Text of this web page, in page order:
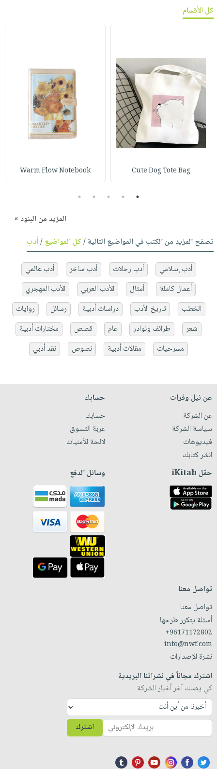
كل الأقسام
Cute Dog Tote Bag
Warm Flow Notebook
1
2
3
4
5
المزيد من البنود »
تصفح المزيد من الكتب في المواضيع التالية /كل المواضيع/أدب
أدب إسلامي أدب رحلات أدب ساخر
أدب عالمي
أعمال كاملة
أمثال الأدب العربي
الأدب المهجري
الخطب
تاريخ الأدب دراسات أدبية رسائل
روايات
شعر
طرائف ونوادر عام قصص
مختارات أدبية
مسرحيات
مقالات أدبية نصوص نقد أدبي
عن نيل وفرات
عن الشركة
سياسة الشركة
فيديوهات
انشر كتابك
حسابك
حسابك
عربة التسوق
لائحة الأمنيات
حمّل iKitab وسائل الدفع
تواصل معنا
تواصل معنا
أسئلة يتكرر طرحها
+96171172802
info@nwf.com
نشرة الإصدارات
اشترك مجاناً في نشراتنا البريدية
كي يصلك آخر أخبار الشركة
اشترك